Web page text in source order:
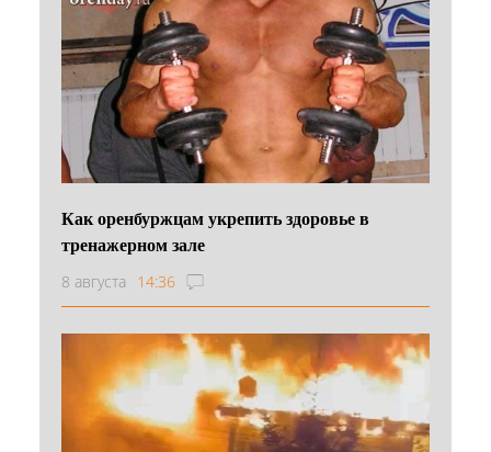
Как оренбуржцам укрепить здоровье в
тренажерном зале
8 августа 14:36